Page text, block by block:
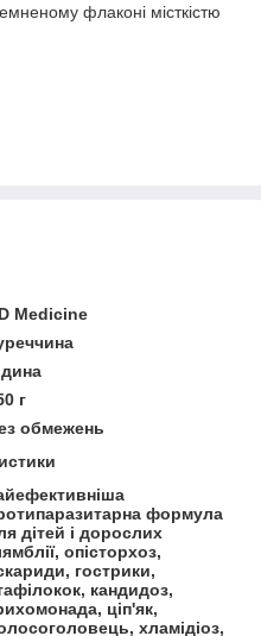
флаконі місткістю
Medicine
г
обмежень
формула
дітей і дорослих
опісторхоз,
гострики,
кандидоз,
ціп'як,
хламідіоз,